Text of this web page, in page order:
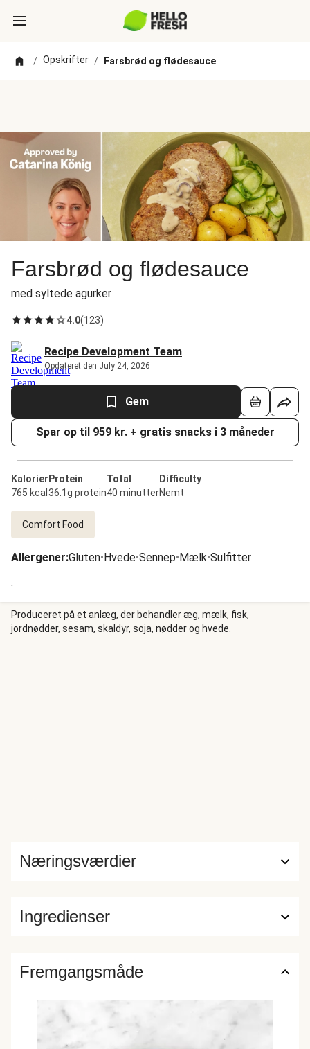
/ Opskrifter / Farsbrød og flødesauce
Farsbrød og flødesauce
med syltede agurker
4.0(123)
Recipe Development Team
Opdateret den July 24, 2026
Gem
Spar op til 959 kr. + gratis snacks i 3 måneder
Kalorier
765 kcal
Protein
36.1g protein
Total
40 minutter
Difficulty
Nemt
Comfort Food
Allergener:Gluten•Hvede•Sennep•Mælk•Sulfitter
.
Produceret på et anlæg, der behandler æg, mælk, fisk,
jordnødder, sesam, skaldyr, soja, nødder og hvede.
Ingredienser
Næringsværdier
Fremgangsmåde